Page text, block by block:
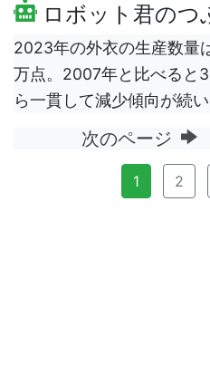
ロボット君のつ
2023年の外衣の生産数量
万点。2007年と比べると
ら一貫して減少傾向が続い
次のページ
1 2